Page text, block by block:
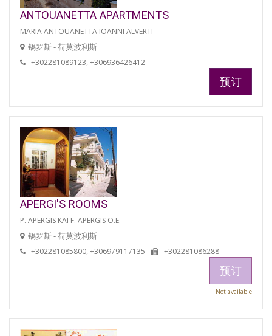
ANTOUANETTA APARTMENTS
MARIA ANTOUANETTA IOANNI ALVERTI
锡罗斯 - 荷莫波利斯
+302281089123, +306936426412
预订
APERGI'S ROOMS
P. APERGIS KAI F. APERGIS O.E.
锡罗斯 - 荷莫波利斯
+302281085800, +306979117135 +302281086288
预订
Not available